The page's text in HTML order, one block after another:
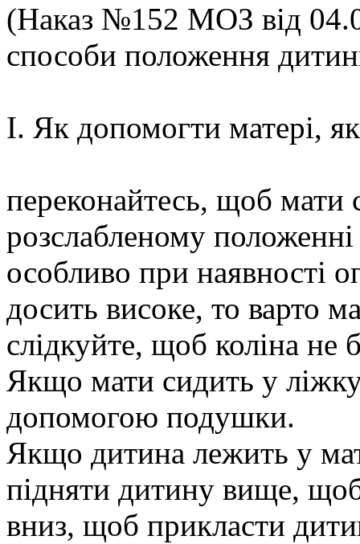
(Наказ №152 МОЗ від
способи положення
І. Як допомогти матері,
переконайтесь, щоб мати
розслабленому
особливо при наявності
досить високе, то варто
слідкуйте, щоб коліна не
Якщо мати сидить у
допомогою подушки.
Якщо дитина лежить у
підняти дитину вище,
вниз, щоб прикласти